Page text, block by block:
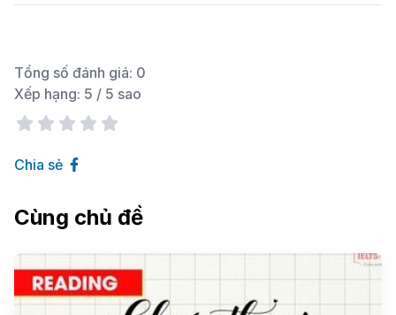
Tổng số đánh giá: 0
Xếp hạng: 5 / 5 sao
Chia sẻ
Cùng chủ đề